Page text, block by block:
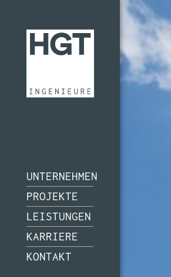
UNTERNEHMEN
PROJEKTE
LEISTUNGEN
KARRIERE
KONTAKT